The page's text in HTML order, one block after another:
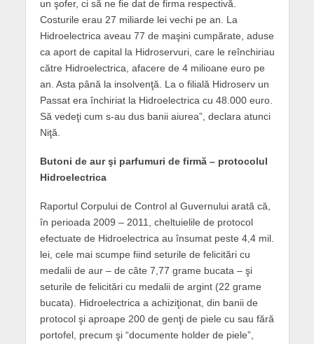
un şofer, ci să ne fie dat de firma respectivă.
Costurile erau 27 miliarde lei vechi pe an. La
Hidroelectrica aveau 77 de maşini cumpărate, aduse
ca aport de capital la Hidroservuri, care le reînchiriau
către Hidroelectrica, afacere de 4 milioane euro pe
an. Asta până la insolvenţă. La o filială Hidroserv un
Passat era închiriat la Hidroelectrica cu 48.000 euro.
Să vedeţi cum s-au dus banii aiurea”, declara atunci
Niţă.
Butoni de aur şi parfumuri de firmă – protocolul
Hidroelectrica
Raportul Corpului de Control al Guvernului arată că,
în perioada 2009 – 2011, cheltuielile de protocol
efectuate de Hidroelectrica au însumat peste 4,4 mil.
lei, cele mai scumpe fiind seturile de felicitări cu
medalii de aur – de câte 7,77 grame bucata – şi
seturile de felicitări cu medalii de argint (22 grame
bucata). Hidroelectrica a achiziţionat, din banii de
protocol şi aproape 200 de genţi de piele cu sau fără
portofel, precum şi “documente holder de piele”,